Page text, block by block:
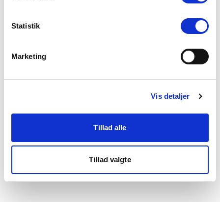
Statistik
Marketing
Vis detaljer
Tillad alle
Tillad valgte